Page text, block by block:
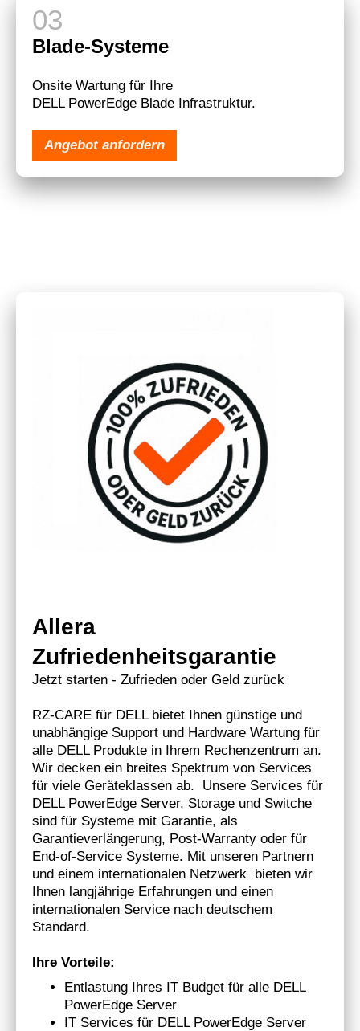
Blade-Systeme
Onsite Wartung für Ihre
DELL PowerEdge Blade Infrastruktur.
Angebot anfordern
Allera
Zufriedenheitsgarantie
Jetzt starten - Zufrieden oder Geld zurück
RZ-CARE für DELL bietet Ihnen günstige und
unabhängige Support und Hardware Wartung für
alle DELL Produkte in Ihrem Rechenzentrum an.
Wir decken ein breites Spektrum von Services
für viele Geräteklassen ab. Unsere Services für
DELL PowerEdge Server, Storage und Switche
sind für Systeme mit Garantie, als
Garantieverlängerung, Post-Warranty oder für
End-of-Service Systeme. Mit unseren Partnern
und einem internationalen Netzwerk bieten wir
Ihnen langjährige Erfahrungen und einen
internationalen Service nach deutschem
Standard.
Ihre Vorteile:
Entlastung Ihres IT Budget für alle DELL
PowerEdge Server
IT Services für DELL PowerEdge Server